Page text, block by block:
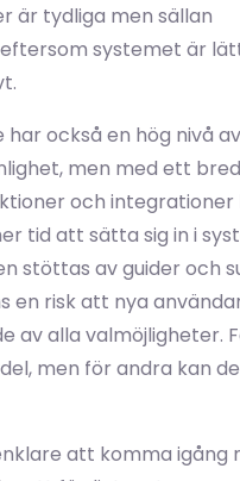
är tydliga men sällan
eftersom systemet är
har också en hög nivå av
men med ett
och integrationer
tid att sätta sig in i
stöttas av guider och
en risk att nya
av alla valmöjligheter.
men för andra kan
att komma igång